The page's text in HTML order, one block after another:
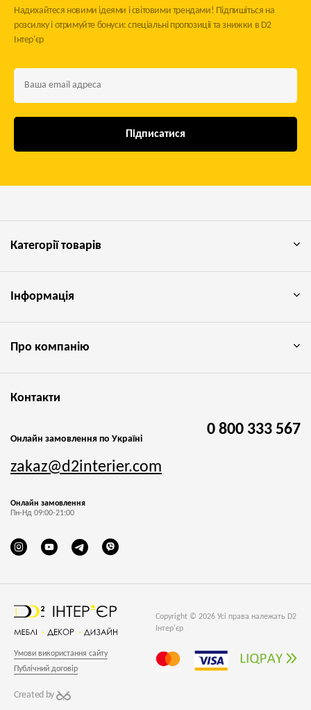
Надихайтеся новими ідеями і світовими трендами! Підпишіться на
розсилку і отримуйте бонуси: спеціальні пропозиції та знижки в D2
Інтер'єр
Підписатися
Copyright © 2026 Усі права належать D2
Інтер'єр
Умови використання сайту
Публічний договір
Created by
Категорії товарів
Інформація
Про компанію
Контакти
Онлайн замовлення по Україні
0 800 333 567
zakaz@d2interier.com
Онлайн замовлення
Пн-Нд 09:00-21:00